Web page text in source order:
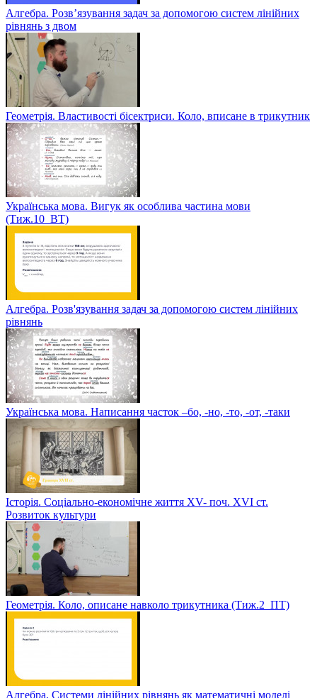
Алгебра. Розв’язування задач за допомогою систем лінійних
рівнянь з двом
Геометрія. Властивості бісектриси. Коло, вписане в трикутник
Українська мова. Вигук як особлива частина мови
(Тиж.10_ВТ)
Алгебра. Розв'язування задач за допомогою систем лінійних
рівнянь
Українська мова. Написання часток –бо, -но, -то, -от, -таки
Історія. Соціально-економічне життя XV- поч. XVI ст.
Розвиток культури
Геометрія. Коло, описане навколо трикутника (Тиж.2_ПТ)
Алгебра. Системи лінійних рівнянь як математичні моделі